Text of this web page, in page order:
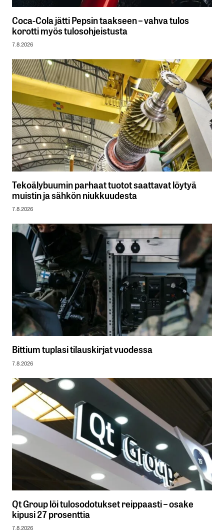
Coca-Cola jätti Pepsin taakseen – vahva tulos
korotti myös tulosohjeistusta
7.8.2026
Tekoälybuumin parhaat tuotot saattavat löytyä
muistin ja sähkön niukkuudesta
7.8.2026
Bittium tuplasi tilauskirjat vuodessa
7.8.2026
Qt Group löi tulosodotukset reippaasti – osake
kipusi 27 prosenttia
7.8.2026